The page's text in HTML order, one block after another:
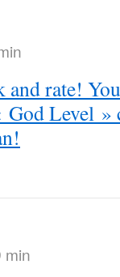
rate!
God Level
min